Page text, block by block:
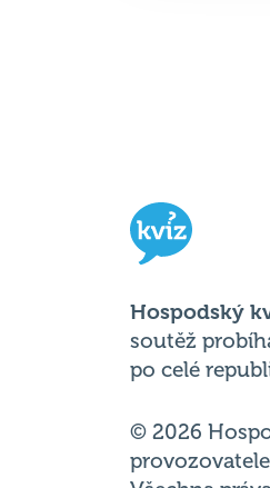
Hospodský
soutěž
po celé
© 2026